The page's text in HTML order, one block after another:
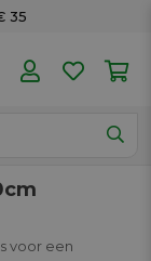
35
voor een